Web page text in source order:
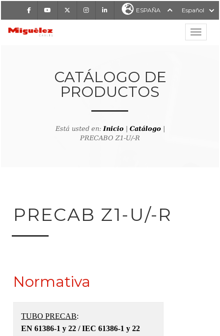
FacebookYoutube InstagramLinkedIn ESPAÑA Español
MIGUÉLEZ CABLES
CATÁLOGO DE
PRODUCTOS
Está usted en:Inicio| Catálogo|
PRECABO Z1-U/-R
al buscador de
PRECAB Z1-U/-R
Normativa
TUBO PRECAB:
EN 61386-1 y 22 / IEC 61386-1 y 22